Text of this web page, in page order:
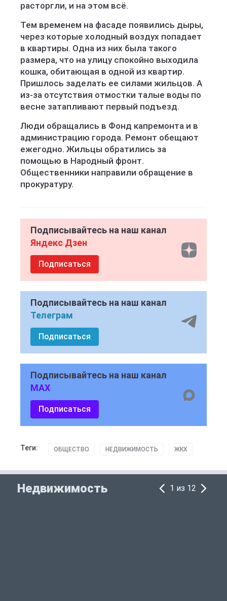
расторгли, и на этом всё.
Тем временем на фасаде появились дыры,
через которые холодный воздух попадает
в квартиры. Одна из них была такого
размера, что на улицу спокойно выходила
кошка, обитающая в одной из квартир.
Пришлось заделать ее силами жильцов. А
из-за отсутствия отмостки талые воды по
весне затапливают первый подъезд.
Люди обращались в Фонд капремонта и в
администрацию города. Ремонт обещают
ежегодно. Жильцы обратились за
помощью в Народный фронт.
Общественники направили обращение в
прокуратуру.
Подписывайтесь на наш канал
Яндекс Дзен
Подписаться
Подписывайтесь на наш канал
Телеграм
Подписаться
Подписывайтесь на наш канал
MAX
Подписаться
Теги: ОБЩЕСТВО НЕДВИЖИМОСТЬ ЖКХ
Недвижимость 1 из 12